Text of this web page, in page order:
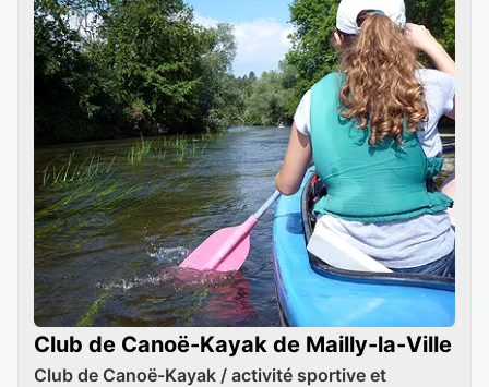
Club de Canoë-Kayak de Mailly-la-Ville
Club de Canoë-Kayak / activité sportive et